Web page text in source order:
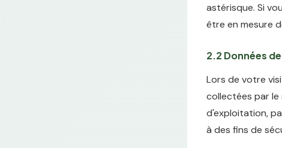
astérisque. Si
être en mesure
2.2 Données
Lors de votre
collectées par le
d'exploitation,
à des fins de